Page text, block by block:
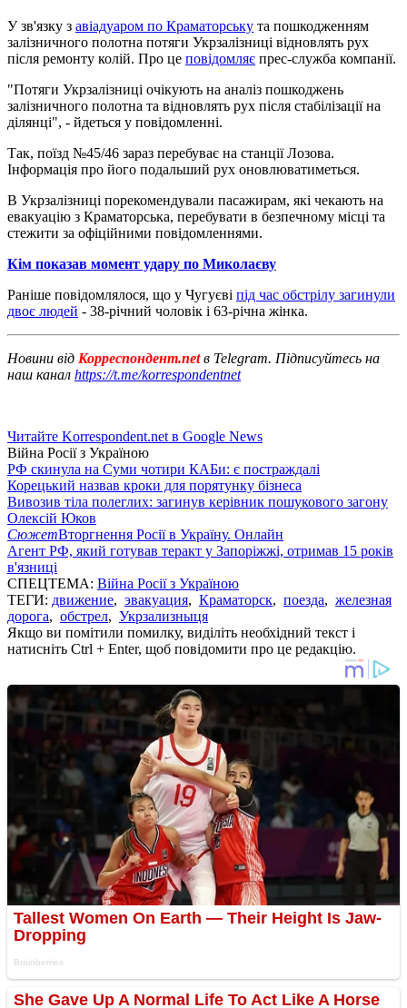
У зв'язку з авіадуаром по Краматорську та пошкодженням
залізничного полотна потяги Укрзалізниці відновлять рух
після ремонту колій. Про це повідомляє прес-служба компанії.
"Потяги Укрзалізниці очікують на аналіз пошкоджень
залізничного полотна та відновлять рух після стабілізації на
ділянці", - йдеться у повідомленні.
Так, поїзд №45/46 зараз перебуває на станції Лозова.
Інформація про його подальший рух оновлюватиметься.
В Укрзалізниці порекомендували пасажирам, які чекають на
евакуацію з Краматорська, перебувати в безпечному місці та
стежити за офіційними повідомленнями.
Кім показав момент удару по Миколаєву
Раніше повідомлялося, що у Чугуєві під час обстрілу загинули
двоє людей - 38-річний чоловік і 63-річна жінка.
Новини від Корреспондент.netв Telegram. Підписуйтесь на
наш канал https://t.me/korrespondentnet
Читайте Korrespondent.net в Google News
Війна Росії з Україною
РФ скинула на Суми чотири КАБи: є постраждалі
Корецький назвав кроки для порятунку бізнеса
Вивозив тіла полеглих: загинув керівник пошукового загону
Олексій Юков
СюжетВторгнення Росії в Україну. Онлайн
Агент РФ, який готував теракт у Запоріжжі, отримав 15 років
в'язниці
СПЕЦТЕМА: Війна Росії з Україною
ТЕГИ: движение, эвакуация, Краматорск, поезда, железная
дорога, обстрел, Укрзализныця
Якщо ви помітили помилку, виділіть необхідний текст і
натисніть Ctrl + Enter, щоб повідомити про це редакцію.